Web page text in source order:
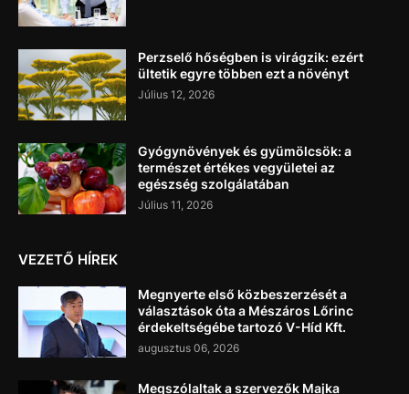
Perzselő hőségben is virágzik: ezért
ültetik egyre többen ezt a növényt
Július 12, 2026
Gyógynövények és gyümölcsök: a
természet értékes vegyületei az
egészség szolgálatában
Július 11, 2026
VEZETŐ HÍREK
Megnyerte első közbeszerzését a
választások óta a Mészáros Lőrinc
érdekeltségébe tartozó V-Híd Kft.
augusztus 06, 2026
Megszólaltak a szervezők Majka